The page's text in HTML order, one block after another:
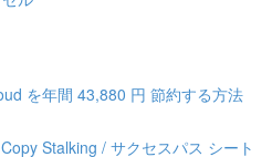
を年間 43,880 円 節約する方法
Stalking / サクセスパス シート